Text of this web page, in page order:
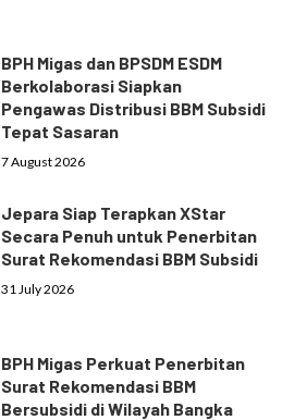
BPH Migas dan BPSDM ESDM
Berkolaborasi Siapkan
Pengawas Distribusi BBM Subsidi
Tepat Sasaran
7 August 2026
Jepara Siap Terapkan XStar
Secara Penuh untuk Penerbitan
Surat Rekomendasi BBM Subsidi
31 July 2026
BPH Migas Perkuat Penerbitan
Surat Rekomendasi BBM
Bersubsidi di Wilayah Bangka